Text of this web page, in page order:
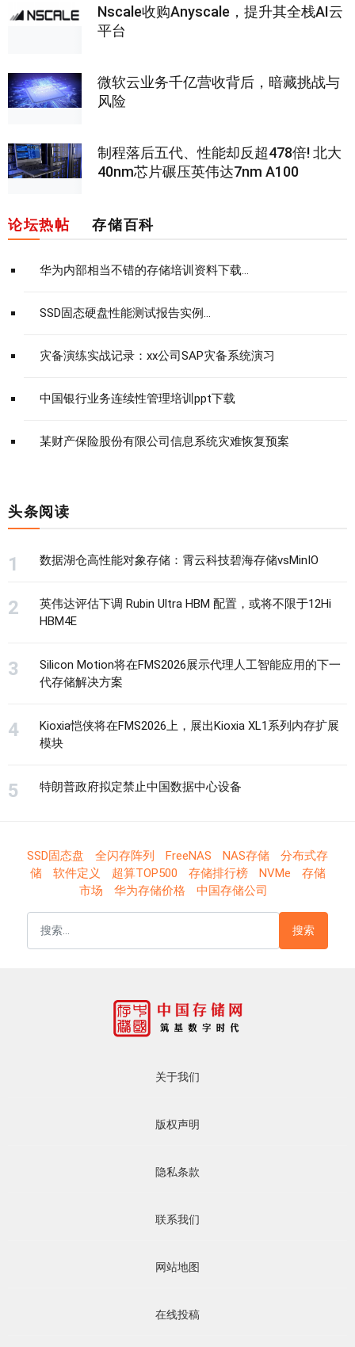
Nscale收购Anyscale，提升其全栈AI云
平台
微软云业务千亿营收背后，暗藏挑战与
风险
制程落后五代、性能却反超478倍! 北大
40nm芯片碾压英伟达7nm A100
论坛热帖 存储百科
华为内部相当不错的存储培训资料下载...
SSD固态硬盘性能测试报告实例...
灾备演练实战记录：xx公司SAP灾备系统演习
中国银行业务连续性管理培训ppt下载
某财产保险股份有限公司信息系统灾难恢复预案
头条阅读
数据湖仓高性能对象存储：霄云科技碧海存储vsMinIO
英伟达评估下调 Rubin Ultra HBM 配置，或将不限于12Hi
HBM4E
Silicon Motion将在FMS2026展示代理人工智能应用的下一
代存储解决方案
Kioxia恺侠将在FMS2026上，展出Kioxia XL1系列内存扩展
模块
特朗普政府拟定禁止中国数据中心设备
SSD固态盘 全闪存阵列 FreeNAS NAS存储
分布式存
储
软件定义 超算TOP500 存储排行榜 NVMe
存储
市场
华为存储价格 中国存储公司
搜索
关于我们
版权声明
隐私条款
联系我们
网站地图
在线投稿